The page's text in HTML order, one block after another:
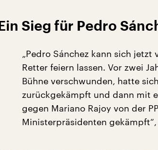
Ein Sieg für Pedro
„Pedro Sánchez kann sich jetzt
Retter feiern lassen. Vor zwei
Bühne verschwunden, hatte
zurückgekämpft und dann mit
gegen Mariano Rajoy von der
Ministerpräsidenten